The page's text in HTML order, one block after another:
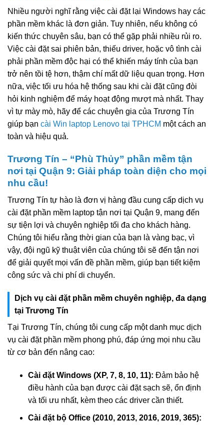
Nhiều người nghĩ rằng việc cài đặt lại Windows hay các
phần mềm khác là đơn giản. Tuy nhiên, nếu không có
kiến thức chuyên sâu, bạn có thể gặp phải nhiều rủi ro.
Việc cài đặt sai phiên bản, thiếu driver, hoặc vô tình cài
phải phần mềm độc hại có thể khiến máy tính của bạn
trở nên tồi tệ hơn, thậm chí mất dữ liệu quan trọng. Hơn
nữa, việc tối ưu hóa hệ thống sau khi cài đặt cũng đòi
hỏi kinh nghiệm để máy hoạt động mượt mà nhất. Thay
vì tự mày mò, hãy để các chuyên gia của Trương Tín
giúp bạn cài Win laptop Lenovo tại TPHCM một cách an
toàn và hiệu quả.
Trương Tín – “Phù Thủy” phần mềm tận
nơi tại Quận 9: Giải pháp toàn diện cho mọi
nhu cầu!
Trương Tín tự hào là đơn vị hàng đầu cung cấp dịch vụ
cài đặt phần mềm laptop tận nơi tại Quận 9, mang đến
sự tiện lợi và chuyên nghiệp tối đa cho khách hàng.
Chúng tôi hiểu rằng thời gian của bạn là vàng bạc, vì
vậy, đội ngũ kỹ thuật viên của chúng tôi sẽ đến tận nơi
để giải quyết mọi vấn đề phần mềm, giúp bạn tiết kiệm
công sức và chi phí di chuyển.
Dịch vụ cài đặt phần mềm chuyên nghiệp, đa dạng
tại Trương Tín
Tại Trương Tín, chúng tôi cung cấp một danh mục dịch
vụ cài đặt phần mềm phong phú, đáp ứng mọi nhu cầu
từ cơ bản đến nâng cao:
Cài đặt Windows (XP, 7, 8, 10, 11): Đảm bảo hệ
điều hành của bạn được cài đặt sạch sẽ, ổn định
và tối ưu nhất, kèm theo các driver cần thiết.
Cài đặt bộ Office (2010, 2013, 2016, 2019, 365):